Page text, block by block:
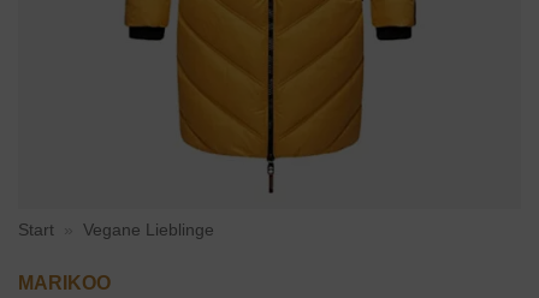
Start Vegane Lieblinge
MARIKOO